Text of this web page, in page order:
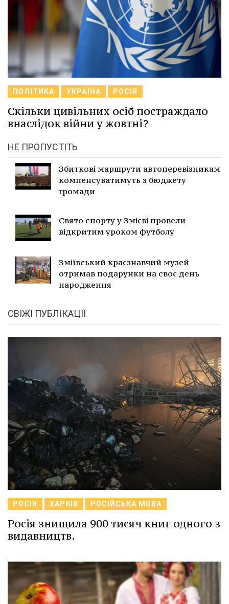
ПОЛІТИКА УКРАЇНА РОСІЯ
Скільки цивільних осіб постраждало
внаслідок війни у жовтні?
НЕ ПРОПУСТІТЬ
Збиткові маршрути автоперевізникам
компенсуватимуть з бюджету
громади
Свято спорту у Змієві провели
відкритим уроком футболу
Зміївський краєзнавчий музей
отримав подарунки на своє день
народження
СВІЖІ ПУБЛІКАЦІЇ
РОСІЯ ХАРКІВ РОСІЙСЬКА МОВА
Росія знищила 900 тисяч книг одного з
видавництв.